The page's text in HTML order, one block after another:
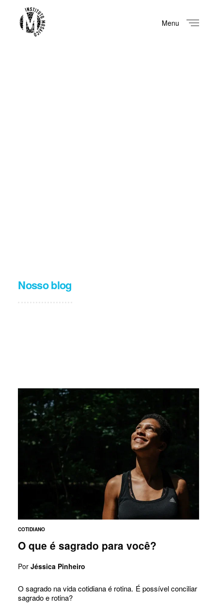
Menu
Nosso blog
COTIDIANO
O que é sagrado para você?
PorJéssica Pinheiro
O sagrado na vida cotidiana é rotina. É possível conciliar
sagrado e rotina?